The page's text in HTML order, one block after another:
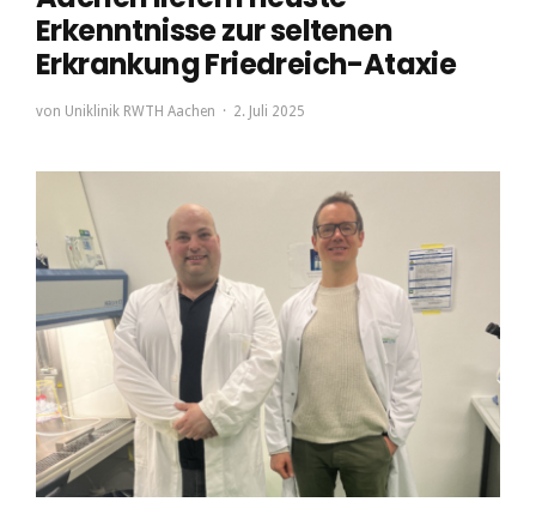
Erkenntnisse zur seltenen
Erkrankung Friedreich-Ataxie
von Uniklinik RWTH Aachen 2. Juli 2025